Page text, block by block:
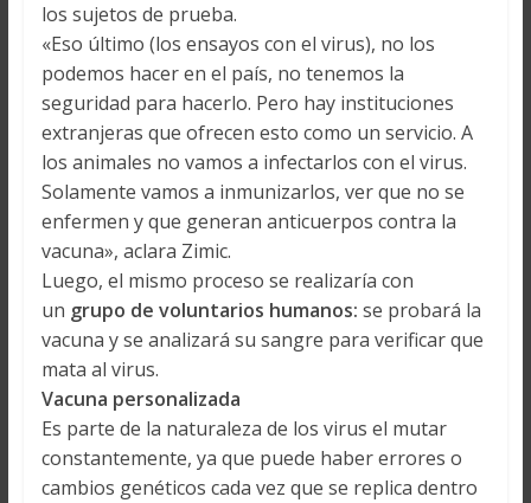
los sujetos de prueba.
«Eso último (los ensayos con el virus), no los
podemos hacer en el país, no tenemos la
seguridad para hacerlo. Pero hay instituciones
extranjeras que ofrecen esto como un servicio. A
los animales no vamos a infectarlos con el virus.
Solamente vamos a inmunizarlos, ver que no se
enfermen y que generan anticuerpos contra la
vacuna», aclara Zimic.
Luego, el mismo proceso se realizaría con
un grupo de voluntarios humanos: se probará la
vacuna y se analizará su sangre para verificar que
mata al virus.
Vacuna personalizada
Es parte de la naturaleza de los virus el mutar
constantemente, ya que puede haber errores o
cambios genéticos cada vez que se replica dentro